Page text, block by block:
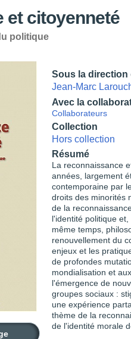
et citoyenneté
politique
Sous la direction
Jean-Marc
Avec la
Collaborateurs
Collection
Hors collection
Résumé
La reconnaissance
années, largement
contemporaine par
droits des minorités
de la
l'identité politique
même temps,
renouvellement du
enjeux et les
de profondes
mondialisation et
l'émergence de
groupes sociaux :
une expérience
thème de la
de l'identité morale